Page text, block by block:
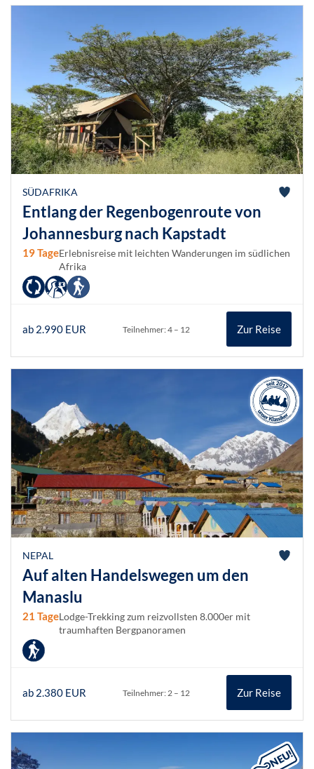
SÜDAFRIKA
Entlang der Regenbogenroute von
Johannesburg nach Kapstadt
19 TageErlebnisreise mit leichten Wanderungen im südlichen
Afrika
ab 2.990 EUR Teilnehmer: 4 – 12 Zur Reise
NEPAL
Auf alten Handelswegen um den
Manaslu
21 TageLodge-Trekking zum reizvollsten 8.000er mit
traumhaften Bergpanoramen
ab 2.380 EUR Teilnehmer: 2 – 12 Zur Reise